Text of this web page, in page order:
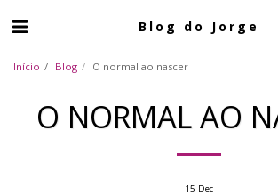
Blog do Jorge
Início Blog O normal ao nascer
O NORMAL AO
15 Dec